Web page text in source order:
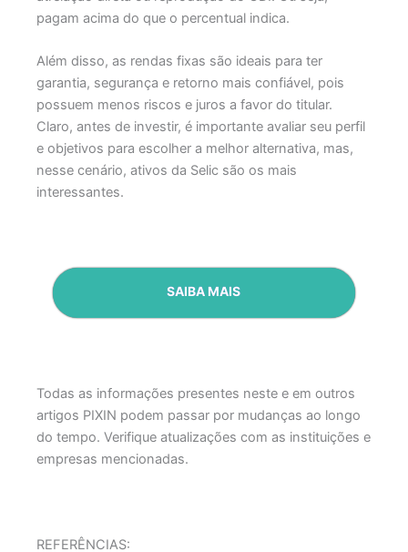
pagam acima do que o percentual indica.
Além disso, as rendas fixas são ideais para ter
garantia, segurança e retorno mais confiável, pois
possuem menos riscos e juros a favor do titular.
Claro, antes de investir, é importante avaliar seu perfil
e objetivos para escolher a melhor alternativa, mas,
nesse cenário, ativos da Selic são os mais
interessantes.
SAIBA MAIS
Todas as informações presentes neste e em outros
artigos PIXIN podem passar por mudanças ao longo
do tempo. Verifique atualizações com as instituições e
empresas mencionadas.
REFERÊNCIAS: